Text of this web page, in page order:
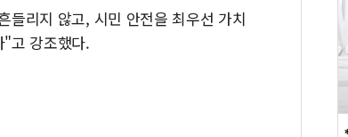
들리지 않고, 시민 안전을 최우선 가치
"고 강조했다.